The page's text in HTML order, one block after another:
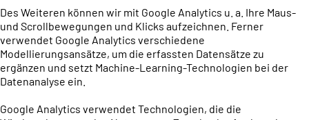
Des Weiteren können wir mit Google Analytics u. a. Ihre Maus-
und Scrollbewegungen und Klicks aufzeichnen. Ferner
verwendet Google Analytics verschiedene
Modellierungsansätze, um die erfassten Datensätze zu
ergänzen und setzt Machine-Learning-Technologien bei der
Datenanalyse ein.
Google Analytics verwendet Technologien, die die